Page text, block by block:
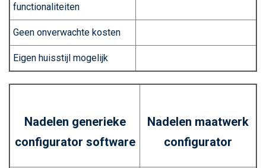
functionaliteiten
Geen onverwachte kosten
Eigen huisstijl mogelijk
Nadelen generieke
configurator software
Nadelen maatwerk
configurator